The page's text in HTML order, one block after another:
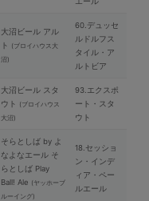
⼤沼ビール アル
ト (ブロイハウス⼤
沼)
60.デュッセ
ルドルフス
タイル・ア
ルトビア
⼤沼ビール スタ
ウト (ブロイハウス
⼤沼)
93.エクスポ
ート・スタ
ウト
そらとしば by よ
なよなエール そ
らとしば Play
Ball! Ale (ヤッホーブ
ルーイング)
18.セッショ
ン・インデ
ィア・ペー
ルエール